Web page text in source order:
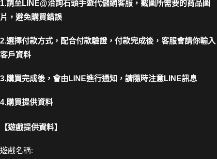
1.請至LINE@洽詢石頭手遊代儲網客服，截圖所需要的商品圖
片，避免購買錯誤
2.選擇付款方式，配合付款驗證，付款完成後，客服會請你輸入
客戶資料
3.購買完成後，會由LINE進行通知，請隨時注意LINE訊息
4.購買提供資料
【遊戲提供資料】
遊戲名稱: